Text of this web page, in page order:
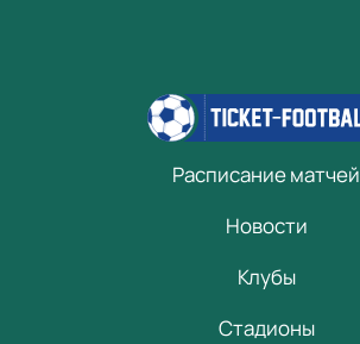
Расписание матчей
Новости
Клубы
Стадионы